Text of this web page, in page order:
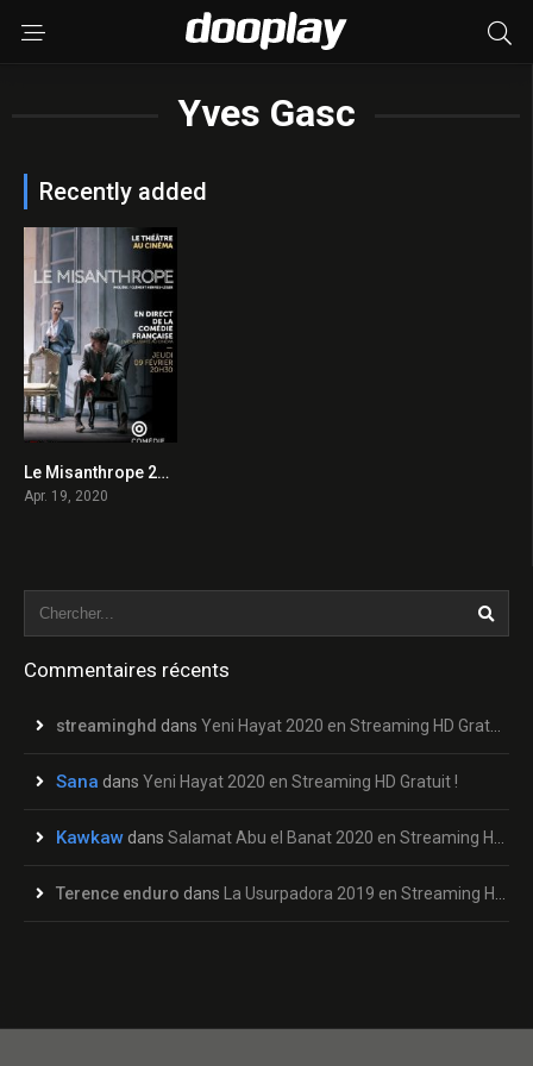
Yves Gasc
Recently added
0
Le Misanthrope 2020 en Streaming HD Gratuit !
Apr. 19, 2020
Commentaires récents
streaminghd dans Yeni Hayat 2020 en Streaming HD Gratuit !
Sana dans Yeni Hayat 2020 en Streaming HD Gratuit !
Kawkaw dans Salamat Abu el Banat 2020 en Streaming HD Gratuit !
Terence enduro dans La Usurpadora 2019 en Streaming HD Gratuit !